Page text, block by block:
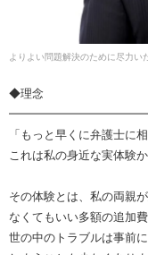
よりよい問題解決のために尽力い
◆理念
「もっと早くに弁護士に
これは私の身近な実体験
その体験とは、私の両親
なくてもいい多額の追加
世の中のトラブルは事前